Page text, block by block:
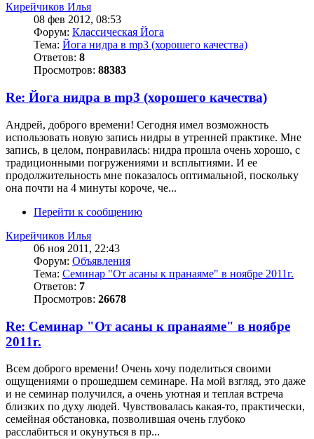
Кирейчиков Илья
08 фев 2012, 08:53
Форум: Классическая Йога
Тема: Йога нидра в mp3 (хорошего качества)
Ответов: 8
Просмотров: 88383
Re: Йога нидра в mp3 (хорошего качества)
Андрей, доброго времени! Сегодня имел возможность
использовать новую запись нидры в утренней практике. Мне
запись, в целом, понравилась: нидра прошла очень хорошо, с
традиционными погружениями и всплытиями. И ее
продолжительность мне показалось оптимальной, поскольку
она почти на 4 минуты короче, че...
Перейти к сообщению
Кирейчиков Илья
06 ноя 2011, 22:43
Форум: Объявления
Тема: Семинар "От асаны к пранаяме" в ноябре 2011г.
Ответов: 7
Просмотров: 26678
Re: Семинар "От асаны к пранаяме" в ноябре
2011г.
Всем доброго времени! Очень хочу поделиться своими
ощущениями о прошедшем семинаре. На мой взгляд, это даже
и не семинар получился, а очень уютная и теплая встреча
близких по духу людей. Чувствовалась какая-то, практически,
семейная обстановка, позволившая очень глубоко
расслабиться и окунуться в пр...